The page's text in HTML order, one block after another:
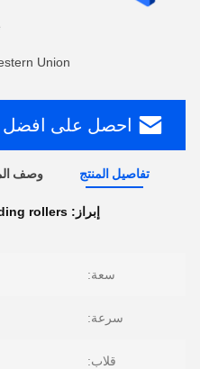
Union
احصل على افضل
تفاصيل المنتج وصف
إبراز: rollers
سعة:
سرعة:
قلاب: